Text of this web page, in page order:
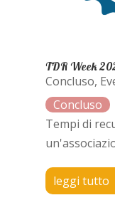
TDR Week
Concluso,
Tempi di
leggi tutto